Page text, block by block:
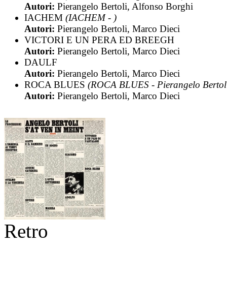
Autori: Pierangelo Bertoli, Alfonso Borghi
IACHEM (IACHEM - )
Autori: Pierangelo Bertoli, Marco Dieci
VICTORI E UN PERA ED BREEGH
Autori: Pierangelo Bertoli, Marco Dieci
DAULF
Autori: Pierangelo Bertoli, Marco Dieci
ROCA BLUES (ROCA BLUES - Pierangelo
Autori: Pierangelo Bertoli, Marco Dieci
Retro